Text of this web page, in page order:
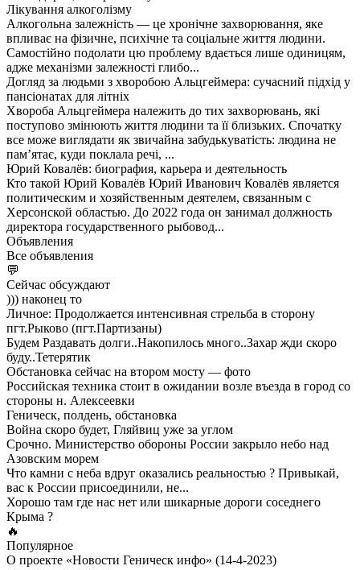
Лікування алкоголізму
Алкогольна залежність — це хронічне захворювання, яке
впливає на фізичне, психічне та соціальне життя людини.
Самостійно подолати цю проблему вдається лише одиницям,
адже механізми залежності глибо...
Догляд за людьми з хворобою Альцгеймера: сучасний підхід у
пансіонатах для літніх
Хвороба Альцгеймера належить до тих захворювань, які
поступово змінюють життя людини та її близьких. Спочатку
все може виглядати як звичайна забудькуватість: людина не
пам’ятає, куди поклала речі, ...
Юрий Ковалёв: биография, карьера и деятельность
Кто такой Юрий Ковалёв Юрий Иванович Ковалёв является
политическим и хозяйственным деятелем, связанным с
Херсонской областью. До 2022 года он занимал должность
директора государственного рыбовод...
Объявления
Все объявления
💬
Сейчас обсуждают
))) наконец то
Личное: Продолжается интенсивная стрельба в сторону
пгт.Рыково (пгт.Партизаны)
Будем Раздавать долги..Накопилось много..Захар жди скоро
буду..Тетерятик
Обстановка сейчас на втором мосту — фото
Российская техника стоит в ожидании возле въезда в город со
стороны н. Алексеевки
Геническ, полдень, обстановка
Война скоро будет, Гляйвиц уже за углом
Срочно. Министерство обороны России закрыло небо над
Азовским морем
Что камни с неба вдруг оказались реальностью ? Привыкай,
вас к России присоединили, не...
Хорошо там где нас нет или шикарные дороги соседнего
Крыма ?
🔥
Популярное
О проекте «Новости Геническ инфо» (14-4-2023)